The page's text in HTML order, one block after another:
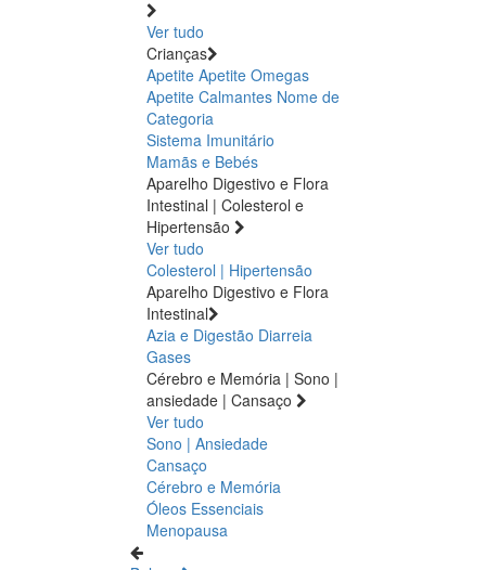
Ver tudo
Crianças
Apetite Apetite Omegas
Apetite Calmantes Nome de
Categoria
Sistema Imunitário
Mamãs e Bebés
Aparelho Digestivo e Flora
Intestinal | Colesterol e
Hipertensão
Ver tudo
Colesterol | Hipertensão
Aparelho Digestivo e Flora
Intestinal
Azia e Digestão Diarreia
Gases
Cérebro e Memória | Sono |
ansiedade | Cansaço
Ver tudo
Sono | Ansiedade
Cansaço
Cérebro e Memória
Óleos Essenciais
Menopausa